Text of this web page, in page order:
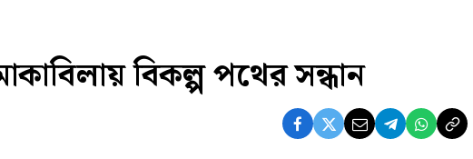
বিকল্প পথের সন্ধান